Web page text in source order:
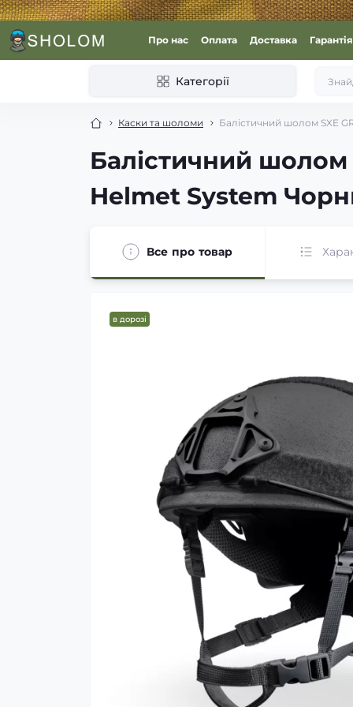
Про нас Оплата Доставка Гарантія
Категорії
Каски та шоломи Балістичний шолом SXE
Балістичний шолом
Helmet System
Все про товар
в дорозі